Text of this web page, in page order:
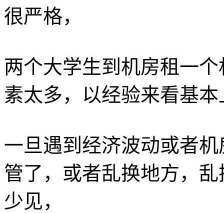
很严格，
两个大学生到机房租一
素太多，以经验来看基
一旦遇到经济波动或者
管了，或者乱换地方，
少见，